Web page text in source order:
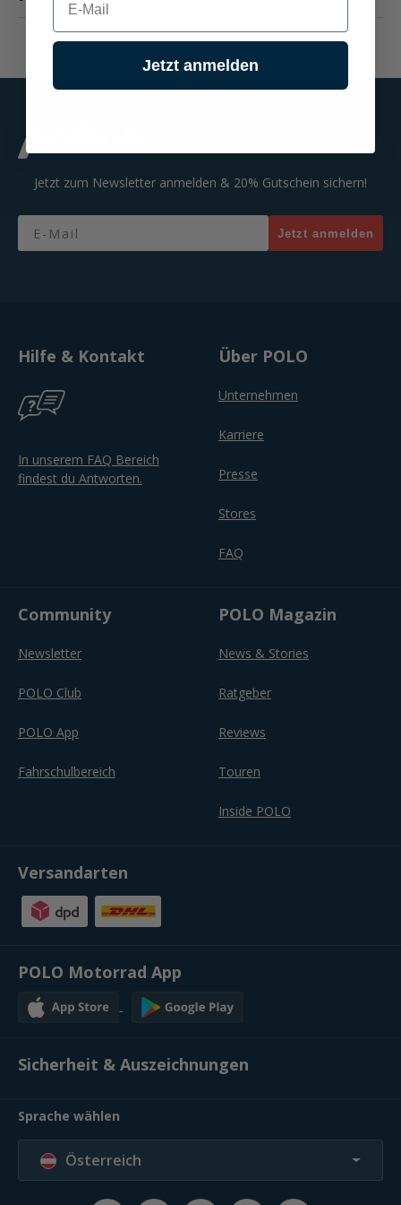
Jetzt zum Newsletter anmelden & 20% Gutschein sichern!
Email
Jetzt anmelden
Hilfe & Kontakt
In unserem FAQ Bereich
findest du Antworten.
Über POLO
Unternehmen
Karriere
Presse
Stores
FAQ
Community
Newsletter
POLO Club
POLO App
Fahrschulbereich
POLO Magazin
News & Stories
Ratgeber
Reviews
Touren
Inside POLO
Versandarten
POLO Motorrad App
Sicherheit & Auszeichnungen
Sprache wählen
Österreich
Jetzt anmelden